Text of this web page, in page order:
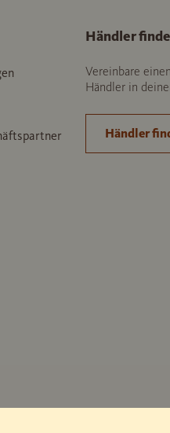
Händler
Vereinbare
Händler in
Händler